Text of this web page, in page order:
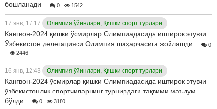
бошланади
0 1542
17 янв, 17:17 Олимпия ўйинлари, Қишки спорт турлари
Кангвон-2024 қишки ўсмирлар Олимпиадасида иштирок этувчи
Ўзбекистон делегацияси Олимпия шаҳарчасига жойлашди
0
2446
16 янв, 12:43 Олимпия ўйинлари, Қишки спорт турлари
Кангвон-2024 ўсмирлар қишки Олимпиадасида иштирок этувчи
ўзбекистонлик спортчиларнинг турнирдаги тақвими маълум
бўлди
0 3180